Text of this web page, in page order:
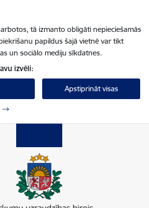
tā izmanto obligāti nepieciešamās
papildus šajā vietnē var tikt
un sociālo mediju sīkdatnes.
izvēli:
Apstiprināt visas